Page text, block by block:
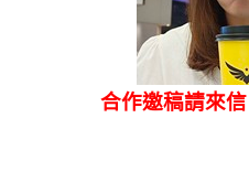
合作邀稿請來信